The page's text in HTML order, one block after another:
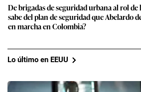
De brigadas de seguridad urbana al rol de
sabe del plan de seguridad que Abelardo
en marcha en Colombia?
Lo último en EEUU